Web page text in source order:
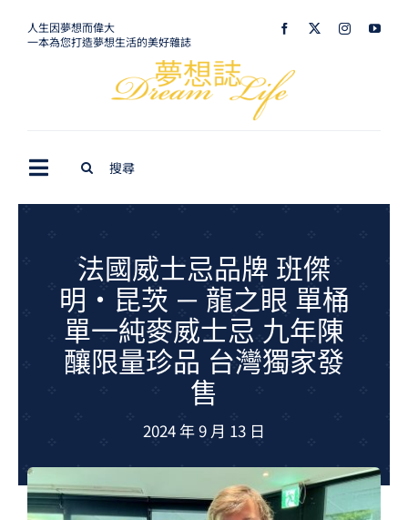
人生因夢想而偉大
一本為您打造夢想生活的美好雜誌
Toggle
Navigation
室內設計
購屋指南
GCU大賽
夢想購物
法國威士忌品牌 班傑
明‧昆茨 — 龍之眼 單桶
單一純麥威士忌 九年陳
釀限量珍品 台灣獨家發
售
2024 年 9 月 13 日